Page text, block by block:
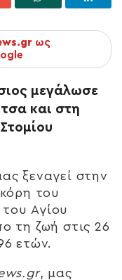
ως
μεγάλωσε
και στη
ξεναγεί στην
του
Αγίου
τη ζωή στις 26
ετών.
, μας